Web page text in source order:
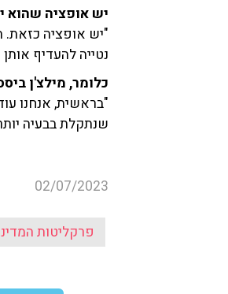
יש אופציה שהוא
"יש אופציה
נטייה להעדיף
כלומר, מילצ'ן
"בראשית, אנחנו
שנתקלת בבעיה
02/07/2023
פרקליטות